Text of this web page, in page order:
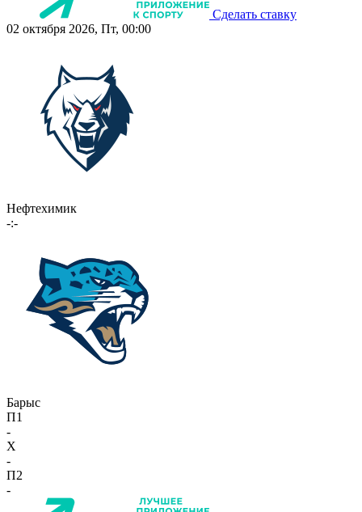
Сделать ставку
02 октября 2026, Пт, 00:00
Нефтехимик
-:-
Барыс
П1
-
X
-
П2
-